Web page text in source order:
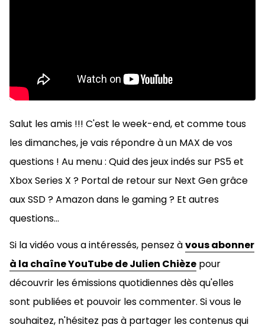
Salut les amis !!! C'est le week-end, et comme tous
les dimanches, je vais répondre à un MAX de vos
questions ! Au menu : Quid des jeux indés sur PS5 et
Xbox Series X ? Portal de retour sur Next Gen grâce
aux SSD ? Amazon dans le gaming ? Et autres
questions...
Si la vidéo vous a intéressés, pensez àvous abonner
à la chaîne YouTube de Julien Chièze pour
découvrir les émissions quotidiennes dès qu'elles
sont publiées et pouvoir les commenter. Si vous le
souhaitez, n'hésitez pas à partager les contenus qui